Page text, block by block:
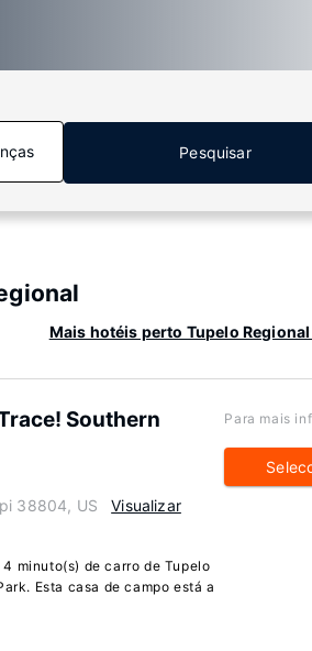
Pesquisar
Mais hotéis perto Tupelo
Southern
38804, US
Visualizar
minuto(s) de carro de Tupelo
Esta casa de campo está a
Para mais